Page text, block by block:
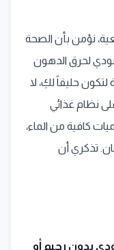
نؤمن بأن الصحة
لحرق الدهون
حليفاً لكِ، لا
نظام غذائي
كافية من الماء،
تذكري أن
بدون رجيم أو